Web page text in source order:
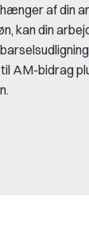
af din
kan din
AM-bidrag